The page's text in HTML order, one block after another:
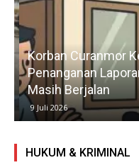
Korban Curanmor
Penanganan
Masih Berjalan
9 Juli 2026
HUKUM & KRIMINAL